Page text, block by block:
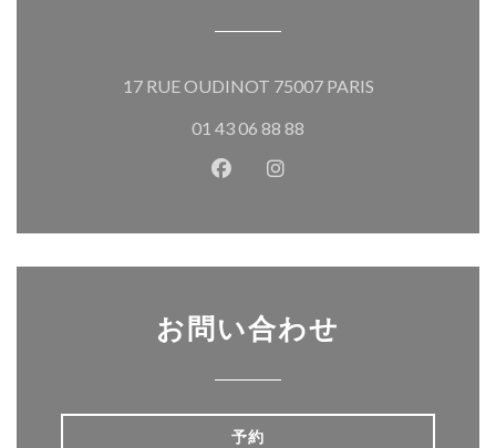
17 RUE OUDINOT 75007 PARIS((新しいウィン
01 43 06 88 88
Facebook ((新しいウィンドウ
Instagram ((新しいウィ
お問い合わせ
予約